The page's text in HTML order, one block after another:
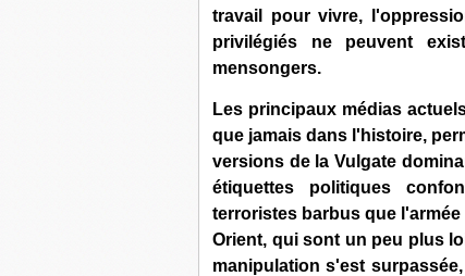
travail pour vivre,
privilégiés ne peuvent
mensongers.
Les principaux médias
que jamais dans l'histoire,
versions de la Vulgate
étiquettes politiques
terroristes barbus que
Orient, qui sont un peu plus
manipulation s'est